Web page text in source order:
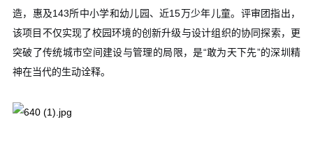
造，惠及143所中小学和幼儿园、近15万少年儿童。评审团指出，
该项目不仅实现了校园环境的创新升级与设计组织的协同探索，更
突破了传统城市空间建设与管理的局限，是“敢为天下先”的深圳精
神在当代的生动诠释。